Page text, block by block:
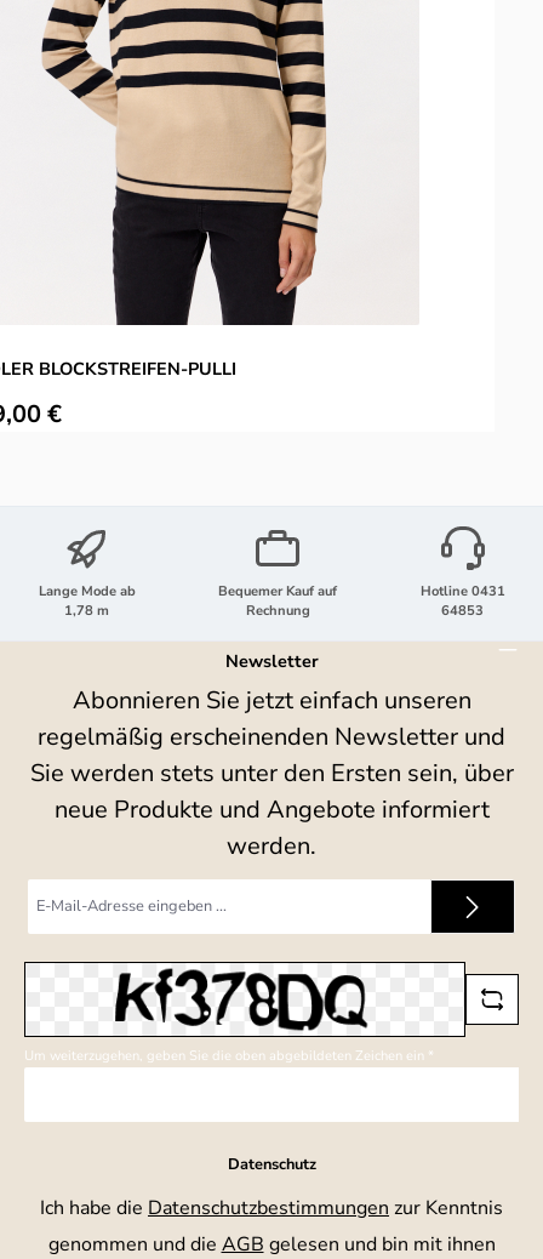
BLOCKSTREIFEN-PULLI
Preis:
€
Lange Mode ab
1,78 m
Bequemer Kauf auf
Rechnung
Hotline 0431
64853
Newsletter
Abonnieren Sie jetzt einfach unseren
regelmäßig erscheinenden Newsletter und
Sie werden stets unter den Ersten sein, über
neue Produkte und Angebote informiert
werden.
Mail-
Um weiterzugehen, geben Sie die oben abgebildeten Zeichen ein *
Datenschutz
Ich habe die Datenschutzbestimmungen zur Kenntnis
genommen und die AGB gelesen und bin mit ihnen